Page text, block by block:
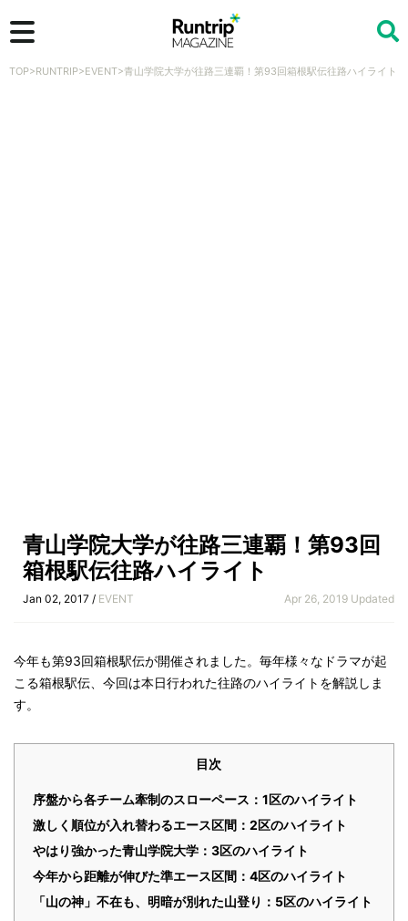
検索
TOP>RUNTRIP>EVENT>青山学院大学が往路三連覇！第93回箱根駅伝往路ハイライト
青山学院大学が往路三連覇！第93回
箱根駅伝往路ハイライト
Jan 02, 2017 / EVENT Apr 26, 2019 Updated
今年も第93回箱根駅伝が開催されました。毎年様々なドラマが起
こる箱根駅伝、今回は本日行われた往路のハイライトを解説しま
す。
目次
序盤から各チーム牽制のスローペース：1区のハイライト
激しく順位が入れ替わるエース区間：2区のハイライト
やはり強かった青山学院大学：3区のハイライト
今年から距離が伸びた準エース区間：4区のハイライト
「山の神」不在も、明暗が別れた山登り：5区のハイライト